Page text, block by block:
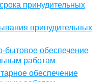
принудительных
принудительных
бытовое обеспечение
работам
обеспечение